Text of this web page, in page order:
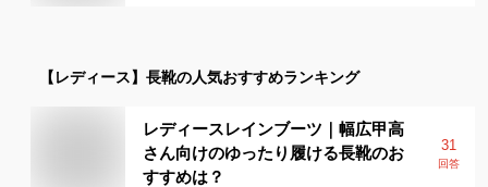
【レディース】 長靴の人気おすすめランキング
レディースレインブーツ｜幅広甲高
さん向けのゆったり履ける長靴のお
すすめは？
31
回答